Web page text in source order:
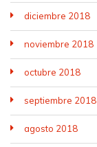
diciembre 2018
noviembre 2018
octubre 2018
septiembre 2018
agosto 2018